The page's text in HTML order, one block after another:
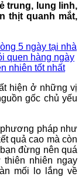
trung, lung linh,
thịt quanh mắt,
5 ngày tại nhà
quen hàng ngày
nhiên tốt nhất
hiện ở những vị
gốc chủ yếu
pháp như
quả cao mà còn
đừng nên quá
nhiên ngay
mối lo lắng về